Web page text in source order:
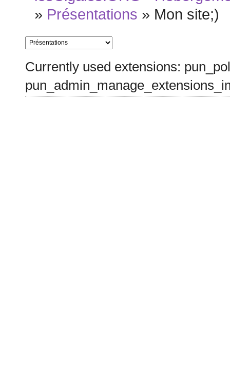
» Présentations » Mon site;)
Currently used extensions: